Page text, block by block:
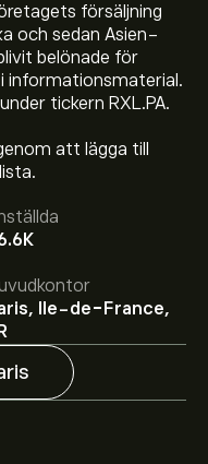
försäljning
och sedan Asien-
belönade för
informationsmaterial.
tickern RXL.PA.
att lägga till
Ile-de-France,
SA är 37.510‎€‎.
detaljerade
för Rexel SA
rapporter och
prognosen för